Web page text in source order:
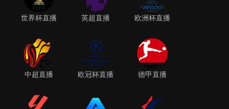
世界杯直播 英超直播 欧洲杯直播
中超直播 欧冠杯直播 德甲直播